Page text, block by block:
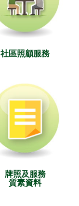
社區照顧服務
牌照及服務
質素資料